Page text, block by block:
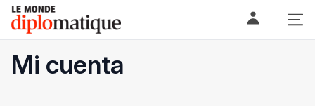
Skip
content
Le monde diplomatique
Mi cuenta